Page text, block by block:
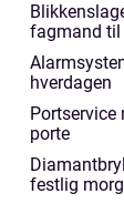
fagmand til
hverdagen
porte
festlig